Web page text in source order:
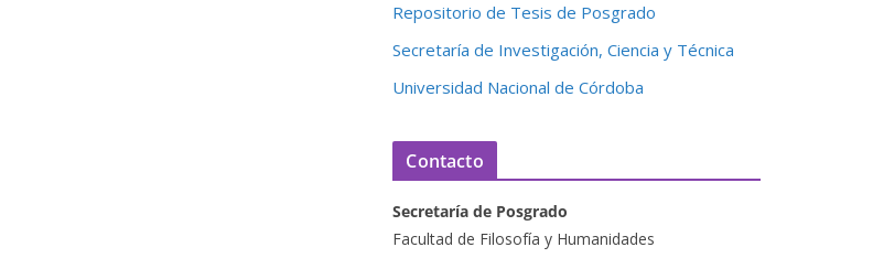
Repositorio de Tesis de Posgrado
Secretaría de Investigación, Ciencia y Técnica
Universidad Nacional de Córdoba
Contacto
Secretaría de Posgrado
Facultad de Filosofía y Humanidades